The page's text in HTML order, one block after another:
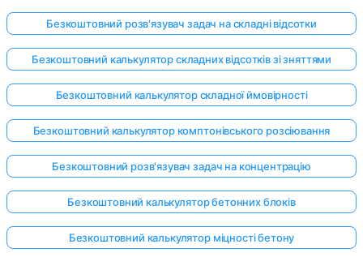
Безкоштовний розв'язувач задач на складні відсотки
Безкоштовний калькулятор складних відсотків зі зняттями
Безкоштовний калькулятор складної ймовірності
Безкоштовний калькулятор комптонівського розсіювання
Безкоштовний розв'язувач задач на концентрацію
Безкоштовний калькулятор бетонних блоків
Безкоштовний калькулятор міцності бетону